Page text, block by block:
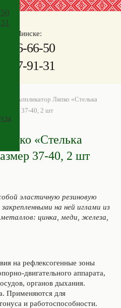
в Минске:
66-50
967-91-31
Аппликатор Ляпко «Стелька
размер 37-40, 2 шт
«Стелька
37-40, 2 шт
эластичную резиновую
на ней иглами из
цинка, меди, железа,
на рефлексогенные зоны
двигательного аппарата,
органов дыхания.
Применяются для
и работоспособности.